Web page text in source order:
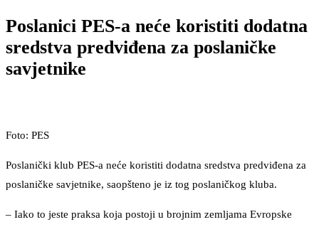
Poslanici PES-a neće koristiti dodatna
sredstva predviđena za poslaničke
savjetnike
Foto: PES
Poslanički klub PES-a neće koristiti dodatna sredstva predviđena za
poslaničke savjetnike, saopšteno je iz tog poslaničkog kluba.
– Iako to jeste praksa koja postoji u brojnim zemljama Evropske